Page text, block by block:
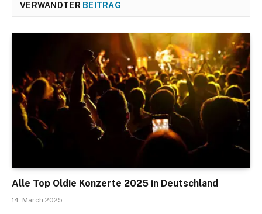
VERWANDTER BEITRAG
Alle Top Oldie Konzerte 2025 in Deutschland
14. March 2025